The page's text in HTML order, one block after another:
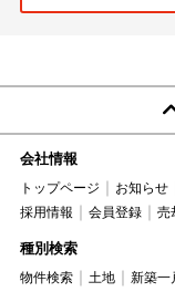
会社情報
トップページ お知らせ
採用情報
会員登録 売
種別検索
物件検索 土地 新築一